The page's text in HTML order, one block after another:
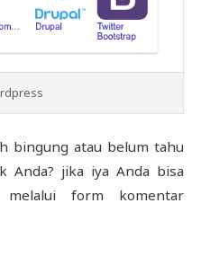
bingung atau belum tahu
Anda? jika iya Anda bisa
melalui form komentar